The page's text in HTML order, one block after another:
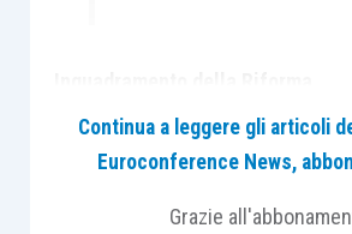
D.Lgs. n. 47/2026, attuativo della
interviene in modo organico sul
Continua a leggere gli articoli
Euroconference News,
Grazie